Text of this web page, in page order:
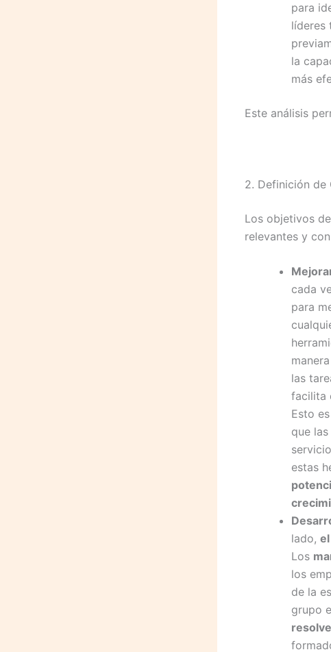
para
líderes
la
más
Este análisis
2. Definición de
Los objetivos
relevantes y
cada
para
las
facilita
Esto
que
estas
lado,
Los
los
de la
grupo